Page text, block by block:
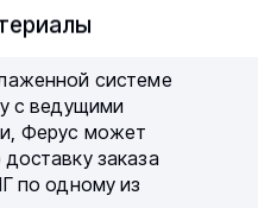
системе
с ведущими
Ферус может
заказа
по одному из